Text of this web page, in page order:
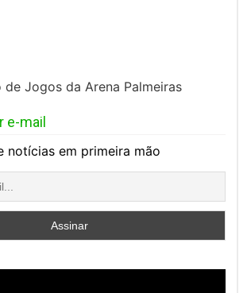
de Jogos da Arena Palmeiras
e-mail
notícias em primeira mão